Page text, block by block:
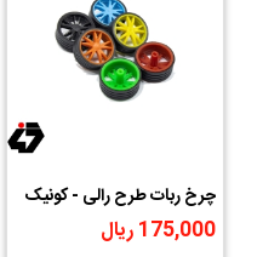
چرخ ربات طرح رالی - کونیک
خور
175,000 ریال